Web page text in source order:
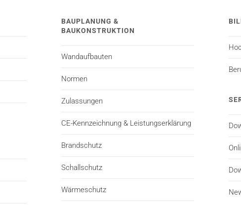
BAUPLANUNG &
BAUKONSTRUKTION
Wandaufbauten
Normen
Zulassungen
CE-Kennzeichnung & Leistungserklärung
Brandschutz
Schallschutz
Wärmeschutz